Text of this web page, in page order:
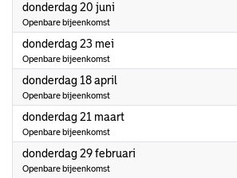
donderdag 20 juni
Openbare bijeenkomst
donderdag 23 mei
Openbare bijeenkomst
donderdag 18 april
Openbare bijeenkomst
donderdag 21 maart2024
Openbare bijeenkomst
donderdag 29 februari
Openbare bijeenkomst